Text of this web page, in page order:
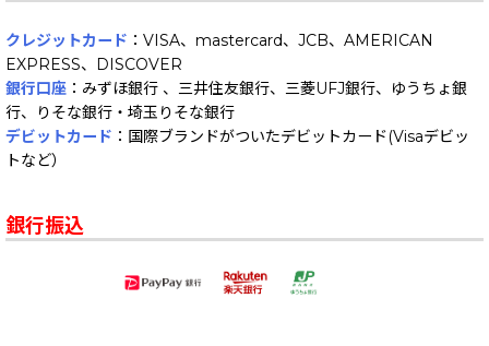
クレジットカード ：VISA、mastercard、JCB、AMERICAN
EXPRESS、DISCOVER
銀行口座 ：みずほ銀行 、三井住友銀行、三菱UFJ銀行、ゆうちょ銀
行、りそな銀行・埼玉りそな銀行
デビットカード ：国際ブランドがついたデビットカード(Visaデビッ
トなど）
銀行振込